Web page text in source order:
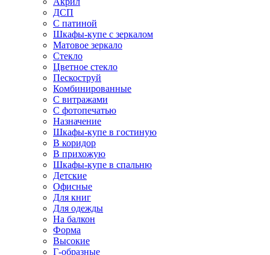
ДСП
С патиной
Шкафы-купе с зеркалом
Матовое зеркало
Стекло
Цветное стекло
Пескоструй
Комбинированные
С витражами
С фотопечатью
Назначение
Шкафы-купе в гостиную
В коридор
В прихожую
Шкафы-купе в спальню
Детские
Офисные
Для книг
Для одежды
На балкон
Форма
Высокие
Г-образные